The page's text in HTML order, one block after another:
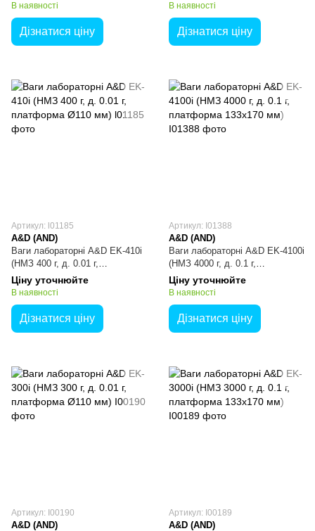
В наявності
Дізнатися ціну
В наявності
Дізнатися ціну
Артикул: l01185
A&D (AND)
Ваги лабораторні A&D EK-410i
(НМЗ 400 г, д. 0.01 г,
платформа Ø110 мм)
Ціну уточнюйте
В наявності
Дізнатися ціну
Артикул: I01388
A&D (AND)
Ваги лабораторні A&D EK-4100i
(НМЗ 4000 г, д. 0.1 г,
платформа 133х170 мм)
Ціну уточнюйте
В наявності
Дізнатися ціну
Артикул: I00190
A&D (AND)
Артикул: I00189
A&D (AND)